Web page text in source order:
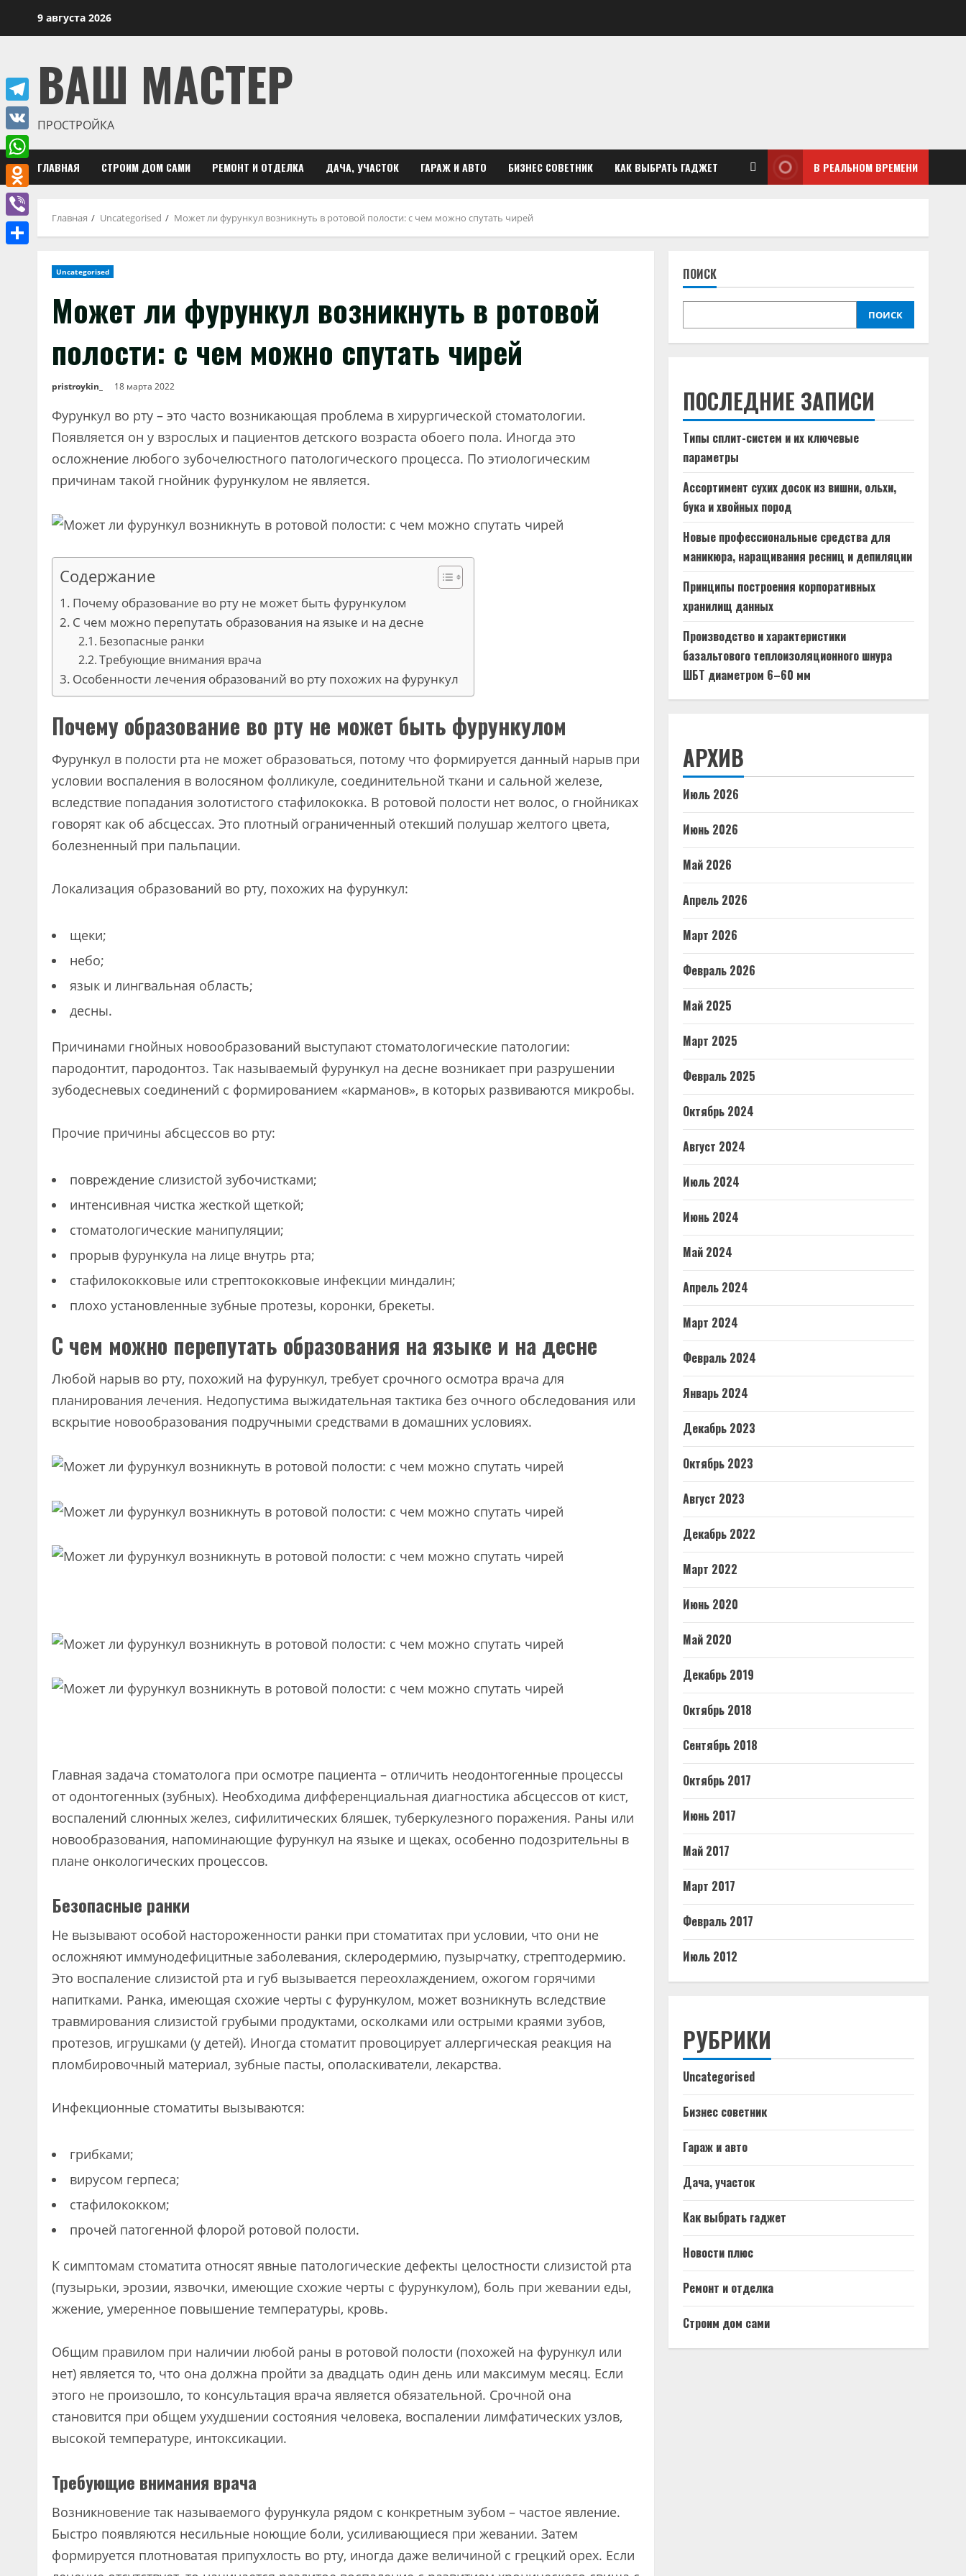
9 августа 2026
ВАШ МАСТЕР
ПРОСТРОЙКА
ГЛАВНАЯ СТРОИМ ДОМ САМИ РЕМОНТ И ОТДЕЛКА ДАЧА, УЧАСТОК ГАРАЖ И АВТО БИЗНЕС СОВЕТНИК КАК ВЫБРАТЬ ГАДЖЕТ В РЕАЛЬНОМ ВРЕМЕНИ
Главная Uncategorised Может ли фурункул возникнуть в ротовой полости: с чем можно спутать чирей
Uncategorised
Может ли фурункул возникнуть в ротовой
полости: с чем можно спутать чирей
pristroykin_ 18 марта 2022
Фурункул во рту – это часто возникающая проблема в хирургической стоматологии.
Появляется он у взрослых и пациентов детского возраста обоего пола. Иногда это
осложнение любого зубочелюстного патологического процесса. По этиологическим
причинам такой гнойник фурункулом не является.
Содержание
Почему образование во рту не может быть фурункулом
С чем можно перепутать образования на языке и на десне
Безопасные ранки
Требующие внимания врача
Особенности лечения образований во рту похожих на фурункул
Почему образование во рту не может быть фурункулом
Фурункул в полости рта не может образоваться, потому что формируется данный нарыв при
условии воспаления в волосяном фолликуле, соединительной ткани и сальной железе,
вследствие попадания золотистого стафилококка. В ротовой полости нет волос, о гнойниках
говорят как об абсцессах. Это плотный ограниченный отекший полушар желтого цвета,
болезненный при пальпации.
Локализация образований во рту, похожих на фурункул:
щеки;
небо;
язык и лингвальная область;
десны.
Причинами гнойных новообразований выступают стоматологические патологии:
пародонтит, пародонтоз. Так называемый фурункул на десне возникает при разрушении
зубодесневых соединений с формированием «карманов», в которых развиваются микробы.
Прочие причины абсцессов во рту:
повреждение слизистой зубочистками;
интенсивная чистка жесткой щеткой;
стоматологические манипуляции;
прорыв фурункула на лице внутрь рта;
стафилококковые или стрептококковые инфекции миндалин;
плохо установленные зубные протезы, коронки, брекеты.
С чем можно перепутать образования на языке и на десне
Любой нарыв во рту, похожий на фурункул, требует срочного осмотра врача для
планирования лечения. Недопустима выжидательная тактика без очного обследования или
вскрытие новообразования подручными средствами в домашних условиях.
Главная задача стоматолога при осмотре пациента – отличить неодонтогенные процессы
от одонтогенных (зубных). Необходима дифференциальная диагностика абсцессов от кист,
воспалений слюнных желез, сифилитических бляшек, туберкулезного поражения. Раны или
новообразования, напоминающие фурункул на языке и щеках, особенно подозрительны в
плане онкологических процессов.
Безопасные ранки
Не вызывают особой настороженности ранки при стоматитах при условии, что они не
осложняют иммунодефицитные заболевания, склеродермию, пузырчатку, стрептодермию.
Это воспаление слизистой рта и губ вызывается переохлаждением, ожогом горячими
напитками. Ранка, имеющая схожие черты с фурункулом, может возникнуть вследствие
травмирования слизистой грубыми продуктами, осколками или острыми краями зубов,
протезов, игрушками (у детей). Иногда стоматит провоцирует аллергическая реакция на
пломбировочный материал, зубные пасты, ополаскиватели, лекарства.
Инфекционные стоматиты вызываются:
грибками;
вирусом герпеса;
стафилококком;
прочей патогенной флорой ротовой полости.
К симптомам стоматита относят явные патологические дефекты целостности слизистой рта
(пузырьки, эрозии, язвочки, имеющие схожие черты с фурункулом), боль при жевании еды,
жжение, умеренное повышение температуры, кровь.
Общим правилом при наличии любой раны в ротовой полости (похожей на фурункул или
нет) является то, что она должна пройти за двадцать один день или максимум месяц. Если
этого не произошло, то консультация врача является обязательной. Срочной она
становится при общем ухудшении состояния человека, воспалении лимфатических узлов,
высокой температуре, интоксикации.
Требующие внимания врача
Возникновение так называемого фурункула рядом с конкретным зубом – частое явление.
Быстро появляются несильные ноющие боли, усиливающиеся при жевании. Затем
формируется плотноватая припухлость во рту, иногда даже величиной с грецкий орех. Если
ПОИСК
ПОИСК
ПОСЛЕДНИЕ ЗАПИСИ
Типы сплит-систем и их ключевые
параметры
Ассортимент сухих досок из вишни, ольхи,
бука и хвойных пород
Новые профессиональные средства для
маникюра, наращивания ресниц и депиляции
Принципы построения корпоративных
хранилищ данных
Производство и характеристики
базальтового теплоизоляционного шнура
ШБТ диаметром 6–60 мм
АРХИВ
Июль 2026
Июнь 2026
Май 2026
Апрель 2026
Март 2026
Февраль 2026
Май 2025
Март 2025
Февраль 2025
Октябрь 2024
Август 2024
Июль 2024
Июнь 2024
Май 2024
Апрель 2024
Март 2024
Февраль 2024
Январь 2024
Декабрь 2023
Октябрь 2023
Август 2023
Декабрь 2022
Март 2022
Июнь 2020
Май 2020
Декабрь 2019
Октябрь 2018
Сентябрь 2018
Октябрь 2017
Июнь 2017
Май 2017
Март 2017
Февраль 2017
Июль 2012
РУБРИКИ
Uncategorised
Бизнес советник
Гараж и авто
Дача, участок
Как выбрать гаджет
Новости плюс
Ремонт и отделка
Строим дом сами
Telegram
VK
WhatsApp
Odnoklassniki
Viber